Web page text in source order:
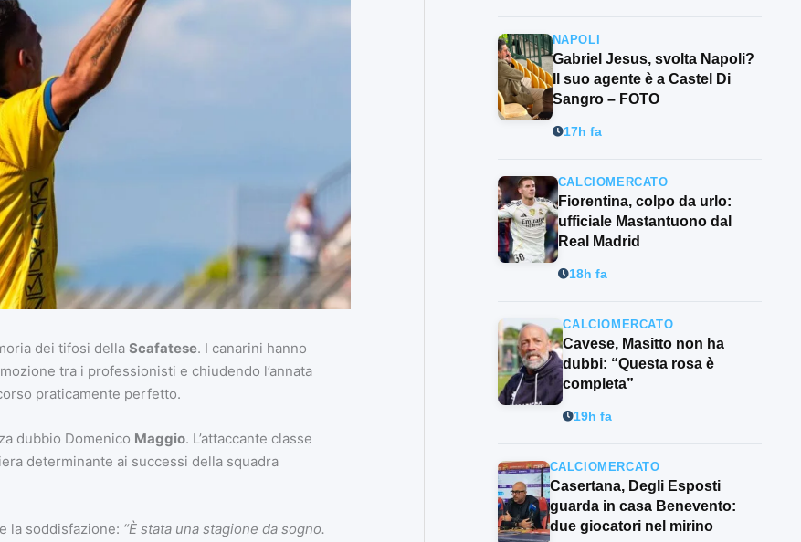
dei tifosi della Scafatese. I canarini hanno
tra i professionisti e chiudendo l’annata
praticamente perfetto.
dubbio Domenico Maggio. L’attaccante classe
determinante ai successi della squadra
la soddisfazione: “È stata una stagione da sogno.
NAPOLI
Gabriel Jesus, svolta Napoli?
Il suo agente è a Castel Di
Sangro – FOTO
17h fa
CALCIOMERCATO
Fiorentina, colpo da urlo:
ufficiale Mastantuono dal
Real Madrid
18h fa
CALCIOMERCATO
Cavese, Masitto non ha
dubbi: “Questa rosa è
completa”
19h fa
CALCIOMERCATO
Casertana, Degli Esposti
guarda in casa Benevento:
due giocatori nel mirino